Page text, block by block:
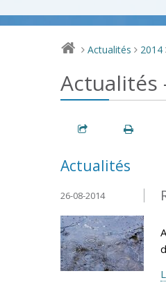
> Actualités > 2014
Actualités
Actualités
26-08-2014